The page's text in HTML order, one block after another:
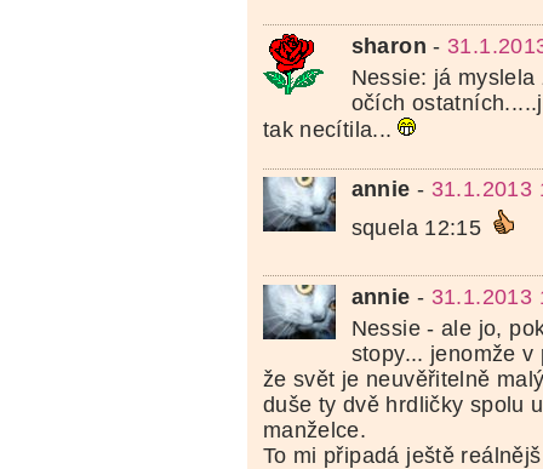
sharon -
Nessie: já
očích
tak necítila...
annie - 31.1.2013
squela 12:15
annie - 31.1.2013
Nessie - ale jo,
stopy... jenomže
že svět je neuvěřitelně
duše ty dvě hrdličky spolu
manželce.
To mi připadá ještě